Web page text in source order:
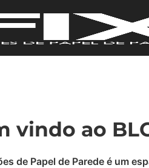
temas que variam